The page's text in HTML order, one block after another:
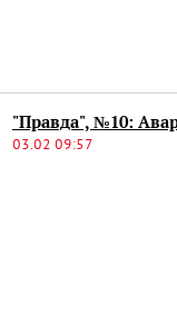
"Правда", №10:
03.02 09:57